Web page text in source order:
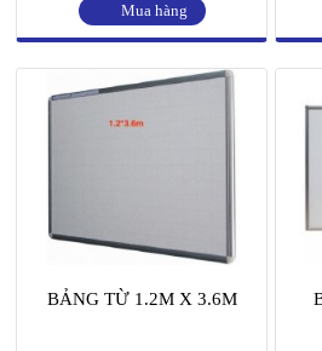
Mua hàng
BẢNG TỪ 1.2M X 3.6M